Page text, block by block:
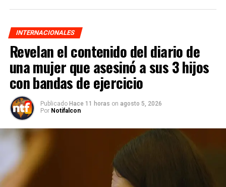
INTERNACIONALES
Revelan el contenido del diario de
una mujer que asesinó a sus 3 hijos
con bandas de ejercicio
Publicado Hace 11 horas on agosto 5, 2026
Por Notifalcon